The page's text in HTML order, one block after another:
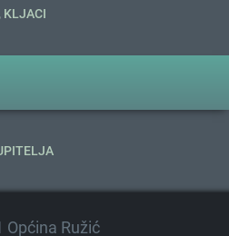
KLJACI
Općina Ružić